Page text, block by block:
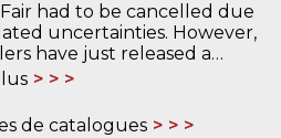
had to be cancelled due
uncertainties. However,
have just released a…
de catalogues